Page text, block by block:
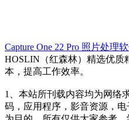
Capture One 22 Pro 照片处理
HOSLIN（红森林）精选优质
本，提高工作效率。
1、本站所刊载内容均为网络
码，应用程序，影音资源，